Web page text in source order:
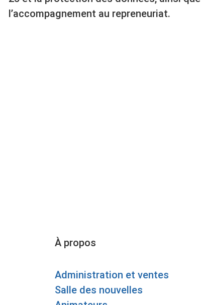
l’accompagnement au repreneuriat.
À propos
Administration et ventes
Salle des nouvelles